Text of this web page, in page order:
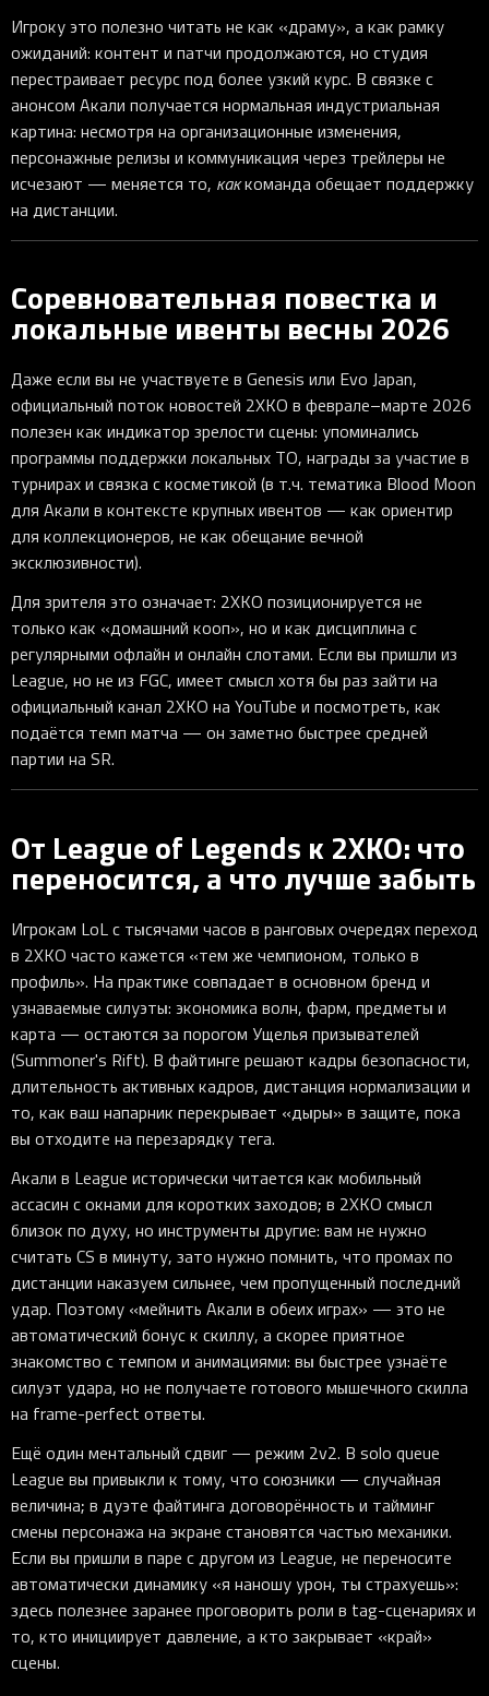
Игроку это полезно читать не как «драму», а как рамку
ожиданий: контент и патчи продолжаются, но студия
перестраивает ресурс под более узкий курс. В связке с
анонсом Акали получается нормальная индустриальная
картина: несмотря на организационные изменения,
персонажные релизы и коммуникация через трейлеры не
исчезают — меняется то, каккоманда обещает поддержку
на дистанции.
Соревновательная повестка и
локальные ивенты весны 2026
Даже если вы не участвуете в Genesis или Evo Japan,
официальный поток новостей 2XKO в феврале–марте 2026
полезен как индикатор зрелости сцены: упоминались
программы поддержки локальных TO, награды за участие в
турнирах и связка с косметикой (в т.ч. тематика Blood Moon
для Акали в контексте крупных ивентов — как ориентир
для коллекционеров, не как обещание вечной
эксклюзивности).
Для зрителя это означает: 2XKO позиционируется не
только как «домашний кооп», но и как дисциплина с
регулярными офлайн и онлайн слотами. Если вы пришли из
League, но не из FGC, имеет смысл хотя бы раз зайти на
официальный канал 2XKO на YouTube и посмотреть, как
подаётся темп матча — он заметно быстрее средней
партии на SR.
От League of Legends к 2XKO: что
переносится, а что лучше забыть
Игрокам LoL с тысячами часов в ранговых очередях переход
в 2XKO часто кажется «тем же чемпионом, только в
профиль». На практике совпадает в основном бренд и
узнаваемые силуэты: экономика волн, фарм, предметы и
карта — остаются за порогом Ущелья призывателей
(Summoner's Rift). В файтинге решают кадры безопасности,
длительность активных кадров, дистанция нормализации и
то, как ваш напарник перекрывает «дыры» в защите, пока
вы отходите на перезарядку тега.
Акали в League исторически читается как мобильный
ассасин с окнами для коротких заходов; в 2XKO смысл
близок по духу, но инструменты другие: вам не нужно
считать CS в минуту, зато нужно помнить, что промах по
дистанции наказуем сильнее, чем пропущенный последний
удар. Поэтому «мейнить Акали в обеих играх» — это не
автоматический бонус к скиллу, а скорее приятное
знакомство с темпом и анимациями: вы быстрее узнаёте
силуэт удара, но не получаете готового мышечного скилла
на frame-perfect ответы.
Ещё один ментальный сдвиг — режим 2v2. В solo queue
League вы привыкли к тому, что союзники — случайная
величина; в дуэте файтинга договорённость и тайминг
смены персонажа на экране становятся частью механики.
Если вы пришли в паре с другом из League, не переносите
автоматически динамику «я наношу урон, ты страхуешь»:
здесь полезнее заранее проговорить роли в tag-сценариях и
то, кто инициирует давление, а кто закрывает «край»
сцены.